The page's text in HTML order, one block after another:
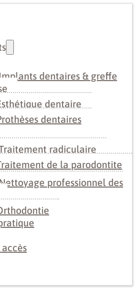
dentaires & greffe
dentaire
dentaires
radiculaire
de la parodontite
professionnel des